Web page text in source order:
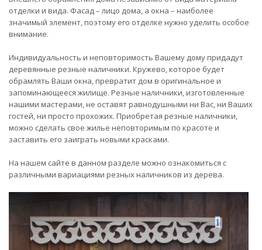
отделки и вида. Фасад – лицо дома, а окна – наиболее
значимый элемент, поэтому его отделке нужно уделить особое
внимание.
Индивидуальность и неповторимость Вашему дому придадут
деревянные резные наличники. Кружево, которое будет
обрамлять Ваши окна, превратит дом в оригинальное и
запоминающееся жилище. Резные наличники, изготовленные
нашими мастерами, не оставят равнодушными ни Вас, ни Ваших
гостей, ни просто прохожих. Приобретая резные наличники,
можно сделать свое жилье неповторимым по красоте и
заставить его заиграть новыми красками.
На нашем сайте в данном разделе можно ознакомиться с
различными вариациями резных наличников из дерева.